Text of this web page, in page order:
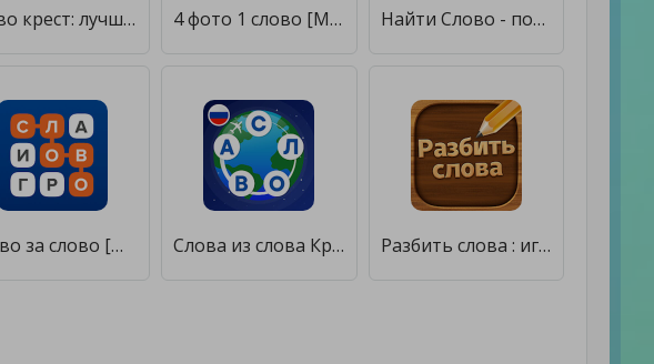
слово крест: лучшие оффлайн игры в слова бесплатно [Мод меню] 4 фото 1 слово [Мод меню] Найти Слово - поиск слова бесплатно игры в слова [Мод меню]
Слово за слово [Мод меню] Слова из слова Кроссворды Найди слова Угадай слово [Много денег] Разбить слова : игра в слова [Мод меню]